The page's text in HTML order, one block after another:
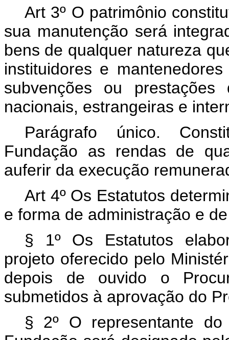
Art 3º O patrimônio
sua manutenção será
bens de qualquer natureza
instituidores e
subvenções ou
nacionais, estrangeiras e
Parágrafo único.
Fundação as rendas de
auferir da execução
Art 4º Os Estatutos
e forma de administração e
§ 1º Os Estatutos
projeto oferecido pelo
depois de ouvido o
submetidos à aprovação do
§ 2º O representante